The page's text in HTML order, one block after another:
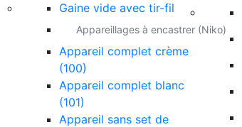
Gaine vide avec tir-fil
Appareillages à encastrer (Niko)
Appareil complet crème
(100)
Appareil complet blanc
(101)
Appareil sans set de